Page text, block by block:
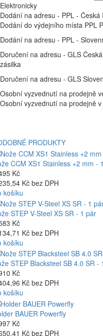
Elektronicky
Dodání na adresu - PPL - Česká
Dodání do výdejního místa PPL
Dodání na adresu - PPL -
Doručení na adresu - GLS
zásilka
Doručení na adresu - GLS
Osobní vyzvednutí na prodejně
Osobní vyzvednutí na prodejně
PRODUKTY
CCM XS1 Stainless +2 mm -
Kč
Kč bez DPH
košíku
STEP V-Steel XS SR - 1 pár
Kč
Kč bez DPH
košíku
STEP Blacksteel SB 4.0 SR -
Kč
Kč bez DPH
košíku
BAUER Powerfly
Kč
Kč bez DPH